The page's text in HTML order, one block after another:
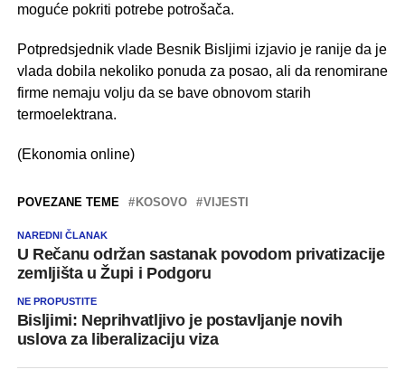
moguće pokriti potrebe potrošača.
Potpredsjednik vlade Besnik Bisljimi izjavio je ranije da je
vlada dobila nekoliko ponuda za posao, ali da renomirane
firme nemaju volju da se bave obnovom starih
termoelektrana.
(Ekonomia online)
POVEZANE TEME KOSOVO VIJESTI
NAREDNI ČLANAK
U Rečanu održan sastanak povodom privatizacije
zemljišta u Župi i Podgoru
NE PROPUSTITE
Bisljimi: Neprihvatljivo je postavljanje novih
uslova za liberalizaciju viza